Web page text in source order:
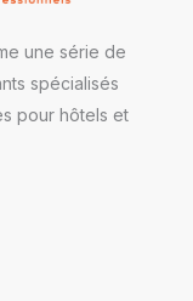
une série de
spécialisés
pour hôtels et